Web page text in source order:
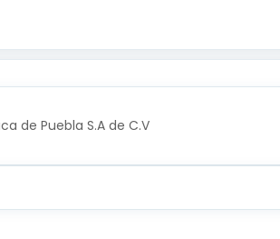
de Puebla S.A de C.V